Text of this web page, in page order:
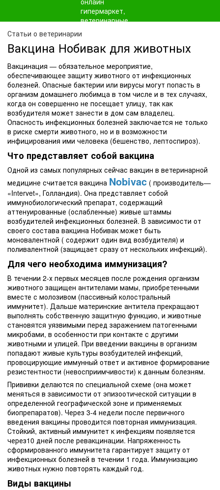
Статьи о ветеринарии
Вакцина Нобивак для животных
Вакцинация — обязательное мероприятие,
обеспечивающее защиту животного от инфекционных
болезней. Опасные бактерии или вирусы могут попасть в
организм домашнего любимца в том числе и в тех случаях,
когда он совершенно не посещает улицу, так как
возбудителя может занести в дом сам владелец.
Опасность инфекционных болезней заключается не только
в риске смерти животного, но и в возможности
инфицирования ими человека (бешенство, лептоспироз).
Что представляет собой вакцина
Одной из самых популярных сейчас вакцин в ветеринарной
медицине считается вакцина Nobivac ( производитель—
«Intervet», Голландия). Она представляет собой
иммунобиологический препарат, содержащий
аттенуированные (ослабленные) живые штаммы
возбудителей инфекционных болезней. В зависимости от
своего состава вакцина Нобивак может быть
моновалентной ( содержит один вид возбудителя) и
поливалентной (защищает сразу от нескольких инфекций).
Для чего необходима иммунизация?
В течении 2-х первых месяцев после рождения организм
животного защищен антителами мамы, приобретенными
вместе с молозивом (пассивный колостральный
иммунитет). Дальше материнские антитела прекращают
выполнять собственную защитную функцию, и животные
становятся уязвимыми перед заражением патогенными
микробами, в особенности при контакте с другими
животными и улицей. При введении вакцины в организм
попадают живые культуры возбудителей инфекций,
провоцирующие иммунный ответ и активное формирование
резистентности (невосприимчивости) к данным болезням.
Прививки делаются по специальной схеме (она может
меняться в зависимости от эпизоотической ситуации в
определенной географической зоне и применяемых
биопрепаратов). Через 3-4 недели после первичного
введения вакцины проводится повторная иммунизация.
Стойкий, активный иммунитет к инфекциям появляется
через10 дней после ревакцинации. Напряженность
сформированного иммунитета гарантирует защиту от
инфекционных болезней в течении 1 года. Иммунизацию
животных нужно повторять каждый год.
Виды вакцины